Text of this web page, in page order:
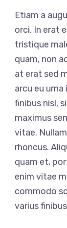
Etiam a
orci. In erat
tristique
quam, non
at erat sed
arcu eu
finibus nisl,
maximus
vitae.
rhoncus.
quam et,
enim vitae
commodo
varius